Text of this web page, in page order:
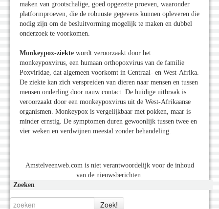
maken van grootschalige, goed opgezette proeven, waaronder
platformproeven, die de robuuste gegevens kunnen opleveren die
nodig zijn om de besluitvorming mogelijk te maken en dubbel
onderzoek te voorkomen.
Monkeypox-ziekte wordt veroorzaakt door het
monkeypoxvirus, een humaan orthopoxvirus van de familie
Poxviridae, dat algemeen voorkomt in Centraal- en West-Afrika.
De ziekte kan zich verspreiden van dieren naar mensen en tussen
mensen onderling door nauw contact. De huidige uitbraak is
veroorzaakt door een monkeypoxvirus uit de West-Afrikaanse
organismen. Monkeypox is vergelijkbaar met pokken, maar is
minder ernstig. De symptomen duren gewoonlijk tussen twee en
vier weken en verdwijnen meestal zonder behandeling.
Amstelveenweb.com is niet verantwoordelijk voor de inhoud
van de nieuwsberichten.
Zoeken